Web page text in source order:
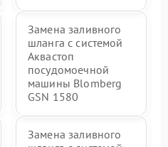
Замена заливного
шланга с системой
Аквастоп
посудомоечной
машины Blomberg
GSN 1580
Замена заливного